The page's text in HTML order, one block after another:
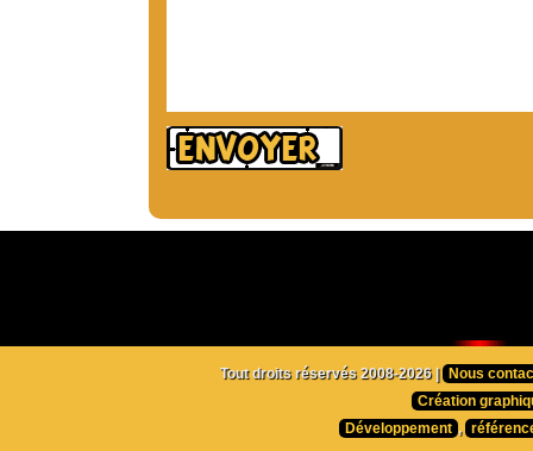
Tout droits réservés 2008-2026 |
Nous
Création
Développement ,